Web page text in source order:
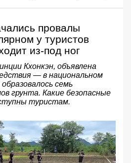
провалы
у туристов
из-под ног
Кхонкэн, объявлена
— в национальном
семь
грунта. Какие безопасные
туристам.